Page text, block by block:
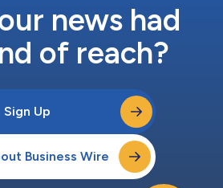
news had
of reach?
Sign Up
Business Wire